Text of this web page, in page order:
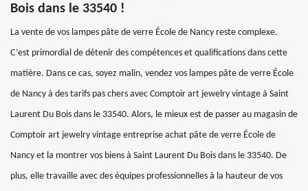
Bois dans le 33540 !
La vente de vos lampes pâte de verre École de Nancy reste complexe.
C’est primordial de détenir des compétences et qualifications dans cette
matière. Dans ce cas, soyez malin, vendez vos lampes pâte de verre École
de Nancy à des tarifs pas chers avec Comptoir art jewelry vintage à Saint
Laurent Du Bois dans le 33540. Alors, le mieux est de passer au magasin de
Comptoir art jewelry vintage entreprise achat pâte de verre École de
Nancy et la montrer vos biens à Saint Laurent Du Bois dans le 33540. De
plus, elle travaille avec des équipes professionnelles à la hauteur de vos